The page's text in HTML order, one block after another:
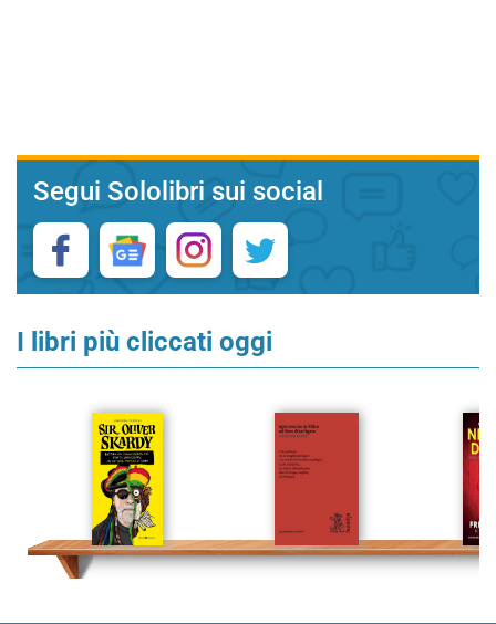
Segui Sololibri sui social
I libri più cliccati oggi